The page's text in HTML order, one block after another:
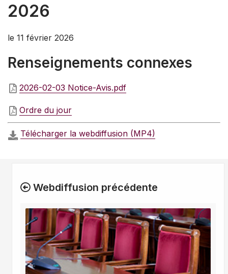
2026
le 11 février 2026
Renseignements connexes
2026-02-03 Notice-Avis.pdf
Ordre du jour
Télécharger la webdiffusion (MP4)
Webdiffusion précédente